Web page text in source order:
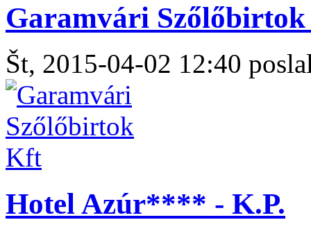
Garamvári
Št, 2015-04-02 12:40
Hotel Azúr**** - K.P.